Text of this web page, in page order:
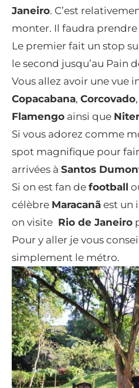
Janeiro. C’est
monter. Il faudra
Le premier fait un stop
le second jusqu’au Pain
Vous allez avoir une vue
Copacabana, Corcovado,
Flamengo ainsi que
Si vous adorez comme
spot magnifique pour
arrivées à Santos
Si on est fan de football
célèbre Maracanã est un
on visite Rio de Janeiro
Pour y aller je vous
simplement le métro.